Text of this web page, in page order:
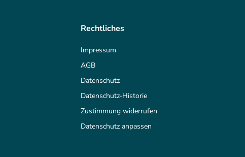
Rechtliches
Impressum
AGB
Datenschutz
Datenschutz-Historie
Zustimmung widerrufen
Datenschutz anpassen